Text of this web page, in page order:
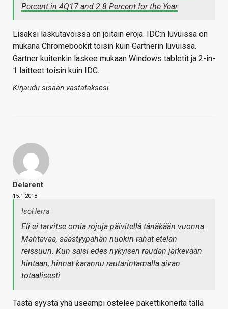
Percent in 4Q17 and 2.8 Percent for the Year
Lisäksi laskutavoissa on joitain eroja. IDC:n luvuissa on
mukana Chromebookit toisin kuin Gartnerin luvuissa.
Gartner kuitenkin laskee mukaan Windows tabletit ja 2-in-
1 laitteet toisin kuin IDC.
Kirjaudu sisään vastataksesi
Delarent
15.1.2018
IsoHerra
Eli ei tarvitse omia rojuja päivitellä tänäkään vuonna.
Mahtavaa, säästyypähän nuokin rahat etelän
reissuun. Kun saisi edes nykyisen raudan järkevään
hintaan, hinnat karannu rautarintamalla aivan
totaalisesti.
Tästä syystä yhä useampi ostelee pakettikoneita tällä